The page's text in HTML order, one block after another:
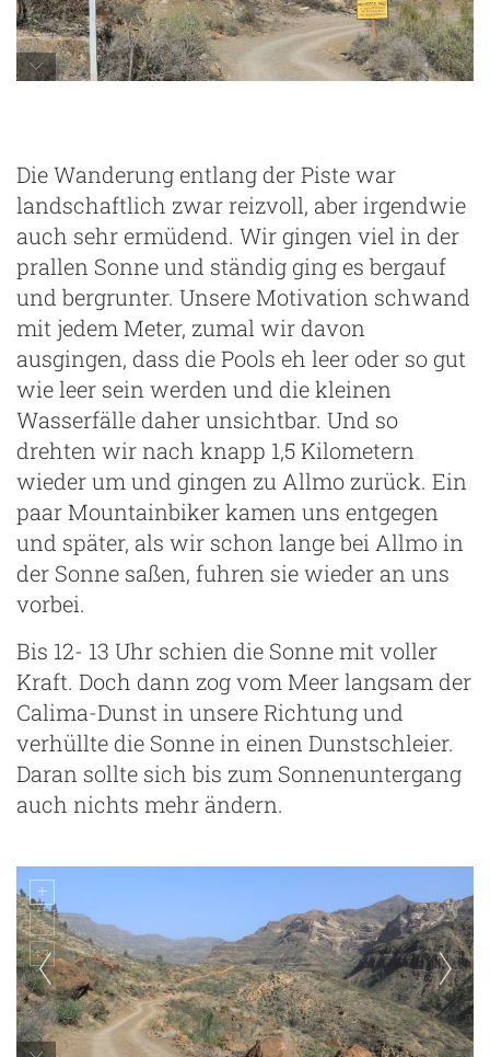
Die Wanderung entlang der Piste war
landschaftlich zwar reizvoll, aber irgendwie
auch sehr ermüdend. Wir gingen viel in der
prallen Sonne und ständig ging es bergauf
und bergrunter. Unsere Motivation schwand
mit jedem Meter, zumal wir davon
ausgingen, dass die Pools eh leer oder so gut
wie leer sein werden und die kleinen
Wasserfälle daher unsichtbar. Und so
drehten wir nach knapp 1,5 Kilometern
wieder um und gingen zu Allmo zurück. Ein
paar Mountainbiker kamen uns entgegen
und später, als wir schon lange bei Allmo in
der Sonne saßen, fuhren sie wieder an uns
vorbei.
Bis 12- 13 Uhr schien die Sonne mit voller
Kraft. Doch dann zog vom Meer langsam der
Calima-Dunst in unsere Richtung und
verhüllte die Sonne in einen Dunstschleier.
Daran sollte sich bis zum Sonnenuntergang
auch nichts mehr ändern.